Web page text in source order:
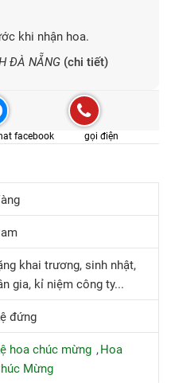
khi nhận hoa.
ĐÀ NẴNG (chi tiết)
facebook gọi điện
khai trương, sinh nhật,
gia, kỉ niệm công ty...
đứng
hoa chúc mừng
Hoa
Mừng